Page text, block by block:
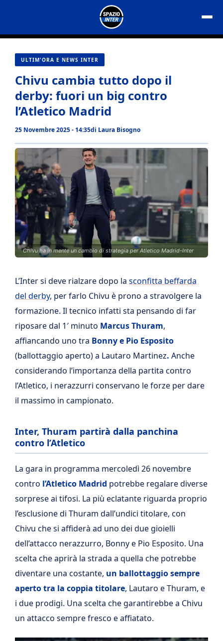
contenuto
ULTIM'ORA E NEWS INTER
Chivu cambia tutto dopo il
derby: fuori un big contro
l’Atletico Madrid
25 Novembre 2025 - 14:35di Laura Bisogno
Chivu ha in mente un cambio di strategia per Atletico Madrid-Inter
L’Inter si deve rialzare dopo la sconfitta beffarda
del derby, per farlo Chivu è prono a stravolgere la
formazione. Il tecnico infatti sta pensando di far
riposare dal 1′ minuto Marcus Thuram,
affiancando uno tra Bonny e Pio Esposito
(ballottaggio aperto) a Lautaro Martinez. Anche
considerando l’importanza della partita contro
l’Atletico, i nerazzurri conservano le forze per dare
il massimo in campionato.
Inter, Thuram partirà dalla panchina
contro l’Atletico
La gara in programma mercoledì 26 novembre
contro l’Atletico Madrid potrebbe regalare diverse
sorprese ai tifosi. La più eclatante riguarda proprio
l’esclusione di Thuram dall’undici titolare, con
Chivu che si affiderà ad uno dei due gioielli
dell’attacco nerazzurro, Bonny e Pio Esposito. Una
scelta che aprirà la strada a quella che potrebbe
diventare una costante, un ballottaggio sempre
aperto tra la coppia titolare, Lautaro e Thuram, e
i due prodigi. Una scelta che garantirebbe a Chivu
un attacco sempre fresco e affiatato.